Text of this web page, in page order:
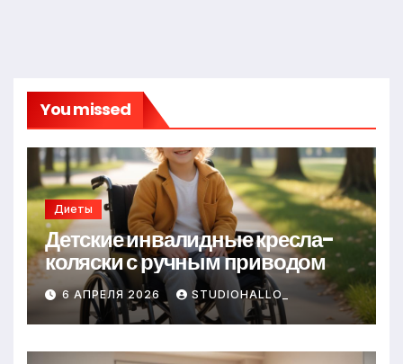
You missed
Диеты
Детские инвалидные кресла-
коляски с ручным приводом
6 АПРЕЛЯ 2026 STUDIOHALLO_